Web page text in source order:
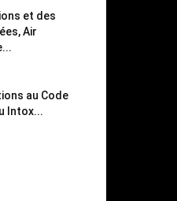
et des
Air
au Code
Intox...